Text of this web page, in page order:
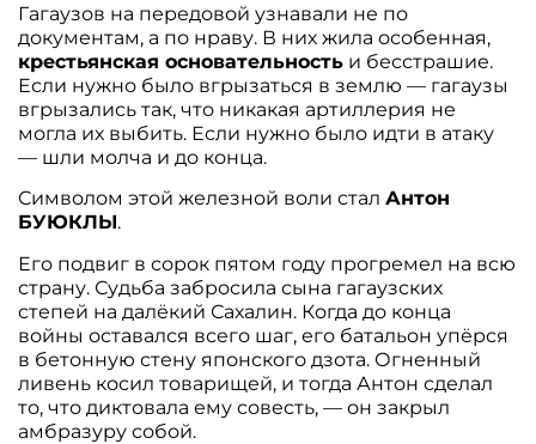
Гагаузов на передовой узнавали не по
документам, а по нраву. В них жила особенная,
крестьянская основательность и бесстрашие.
Если нужно было вгрызаться в землю — гагаузы
вгрызались так, что никакая артиллерия не
могла их выбить. Если нужно было идти в атаку
— шли молча и до конца.
Символом этой железной воли сталАнтон
БУЮКЛЫ.
Его подвиг в сорок пятом году прогремел на всю
страну. Судьба забросила сына гагаузских
степей на далёкий Сахалин. Когда до конца
войны оставался всего шаг, его батальон упёрся
в бетонную стену японского дзота. Огненный
ливень косил товарищей, и тогда Антон сделал
то, что диктовала ему совесть, — он закрыл
амбразуру собой.